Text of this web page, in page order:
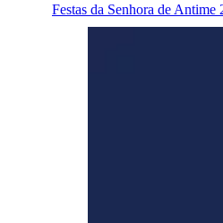
Festas da Senhora de Antime